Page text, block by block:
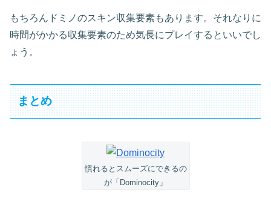
もちろんドミノのスキン収集要素もあります。それなりに
時間がかかる収集要素のため気長にプレイするといいでし
ょう。
まとめ
慣れるとスムーズにできるの
が「Dominocity」